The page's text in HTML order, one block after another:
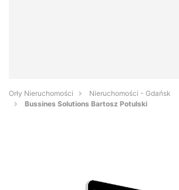
Orły Nieruchomości
Nieruchomości - Gdańsk
Bussines Solutions Bartosz Potulski